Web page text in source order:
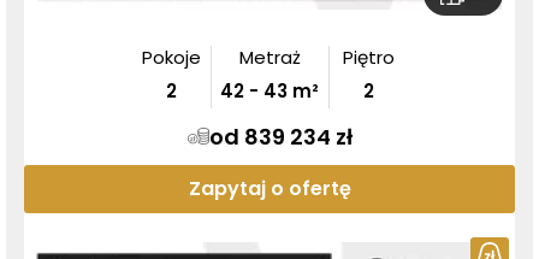
Pokoje
2
Metraż
42 - 43 m²
Piętro
2
od 839 234 zł
Zapytaj o ofertę